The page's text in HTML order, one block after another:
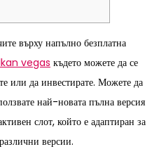
върху напълно безплатна
vegas където можете да се
или да инвестирате. Можете да
най-новата пълна версия
слот, който е адаптиран за
версии.